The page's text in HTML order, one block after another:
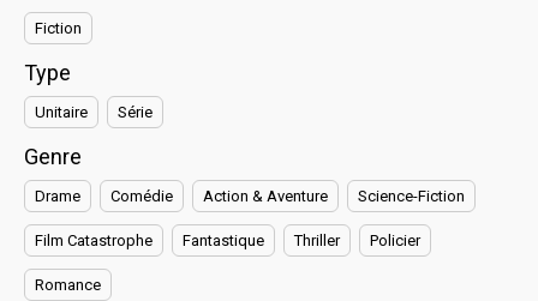
Fiction
Type
Unitaire Série
Genre
Drame Comédie Action & Aventure Science-Fiction
Film Catastrophe Fantastique Thriller Policier
Romance